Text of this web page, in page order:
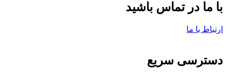
با ما در تماس باشید
ارتباط با ما
دسترسی سریع